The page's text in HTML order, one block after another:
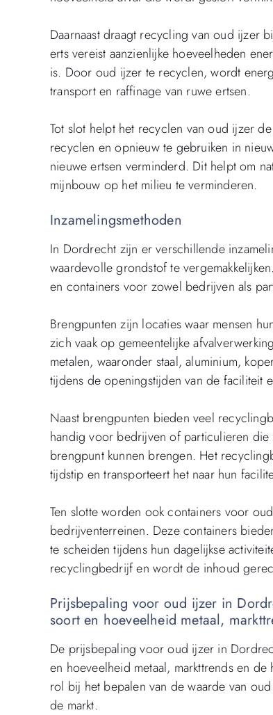
Daarnaast draagt recycling van oud ijzer
erts vereist aanzienlijke hoeveelheden
is. Door oud ijzer te recyclen, wordt
transport en raffinage van ruwe ertsen.
Tot slot helpt het recyclen van oud ijzer
recyclen en opnieuw te gebruiken in
nieuwe ertsen verminderd. Dit helpt om
mijnbouw op het milieu te verminderen.
Inzamelingsmethoden
In Dordrecht zijn er verschillende
waardevolle grondstof te
en containers voor zowel bedrijven als
Brengpunten zijn locaties waar mensen
zich vaak op gemeentelijke
metalen, waaronder staal, aluminium,
tijdens de openingstijden van de faciliteit
Naast brengpunten bieden veel
handig voor bedrijven of particulieren
brengpunt kunnen brengen. Het
tijdstip en transporteert het naar hun
Ten slotte worden ook containers voor
bedrijventerreinen. Deze containers
te scheiden tijdens hun dagelijkse
recyclingbedrijf en wordt de inhoud
Prijsbepaling voor oud ijzer in
soort en hoeveelheid metaal,
De prijsbepaling voor oud ijzer in
en hoeveelheid metaal, markttrends en
rol bij het bepalen van de waarde van
de markt.